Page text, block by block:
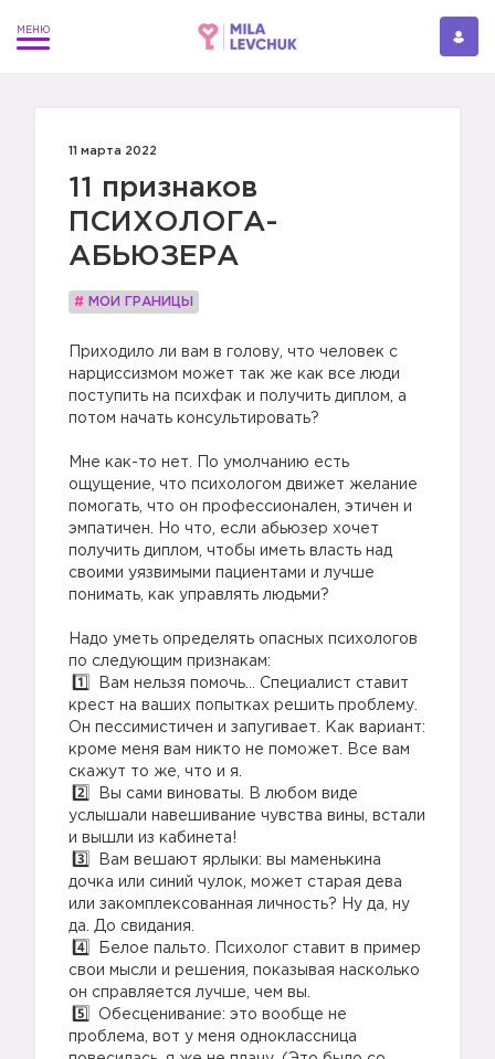
11 марта 2022
11 признаков
ПСИХОЛОГА-
АБЬЮЗЕРА
# МОИ ГРАНИЦЫ
Приходило ли вам в голову, что человек с
нарциссизмом может так же как все люди
поступить на психфак и получить диплом, а
потом начать консультировать?
Мне как-то нет. По умолчанию есть
ощущение, что психологом движет желание
помогать, что он профессионален, этичен и
эмпатичен. Но что, если абьюзер хочет
получить диплом, чтобы иметь власть над
своими уязвимыми пациентами и лучше
понимать, как управлять людьми?
Надо уметь определять опасных психологов
по следующим признакам:
Вам нельзя помочь… Специалист ставит
крест на ваших попытках решить проблему.
Он пессимистичен и запугивает. Как вариант:
кроме меня вам никто не поможет. Все вам
скажут то же, что и я.
Вы сами виноваты. В любом виде
услышали навешивание чувства вины, встали
и вышли из кабинета!
Вам вешают ярлыки: вы маменькина
дочка или синий чулок, может старая дева
или закомплексованная личность? Ну да, ну
да. До свидания.
Белое пальто. Психолог ставит в пример
свои мысли и решения, показывая насколько
он справляется лучше, чем вы.
Обесценивание: это вообще не
проблема, вот у меня одноклассница